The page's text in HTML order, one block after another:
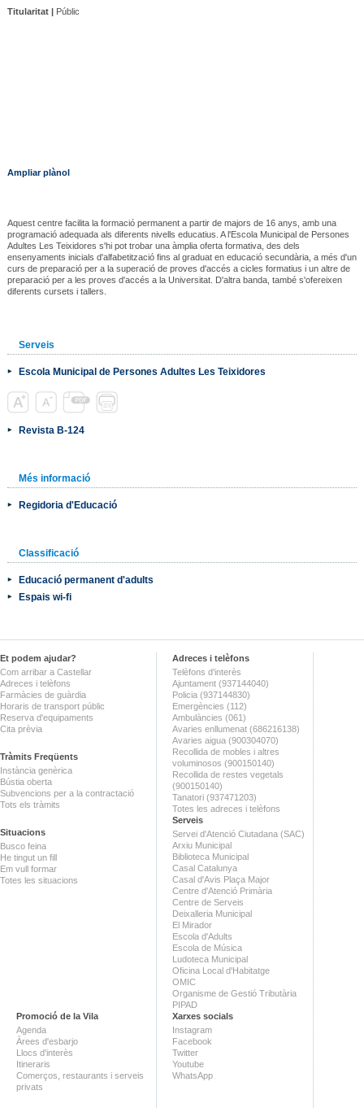
Titularitat |Públic
Ampliar plànol
Aquest centre facilita la formació permanent a partir de majors de 16 anys, amb una
programació adequada als diferents nivells educatius. A l'Escola Municipal de Persones
Adultes Les Teixidores s'hi pot trobar una àmplia oferta formativa, des dels
ensenyaments inicials d'alfabetització fins al graduat en educació secundària, a més d'un
curs de preparació per a la superació de proves d'accés a cicles formatius i un altre de
preparació per a les proves d'accés a la Universitat. D'altra banda, també s'ofereixen
diferents cursets i tallers.
Serveis
Escola Municipal de Persones Adultes Les Teixidores
Revista B-124
Més informació
Regidoria d'Educació
Classificació
Educació permanent d'adults
Espais wi-fi
Et podem ajudar?
Com arribar a Castellar
Adreces i telèfons
Farmàcies de guàrdia
Horaris de transport públic
Reserva d'equipaments
Cita prèvia
Tràmits Freqüents
Instància genèrica
Bústia oberta
Subvencions per a la contractació
Tots els tràmits
Situacions
Busco feina
He tingut un fill
Em vull formar
Totes les situacions
Adreces i telèfons
Telèfons d'interès
Ajuntament (937144040)
Policia (937144830)
Emergències (112)
Ambulàncies (061)
Avaries enllumenat (686216138)
Avaries aigua (900304070)
Recollida de mobles i altres
voluminosos (900150140)
Recollida de restes vegetals
(900150140)
Tanatori (937471203)
Totes les adreces i telèfons
Serveis
Servei d'Atenció Ciutadana (SAC)
Arxiu Municipal
Biblioteca Municipal
Casal Catalunya
Casal d'Avis Plaça Major
Centre d'Atenció Primària
Centre de Serveis
Deixalleria Municipal
El Mirador
Escola d'Adults
Escola de Música
Ludoteca Municipal
Oficina Local d'Habitatge
OMIC
Organisme de Gestió Tributària
PIPAD
Promoció de la Vila
Agenda
Àrees d'esbarjo
Llocs d'interès
Itineraris
Comerços, restaurants i serveis
privats
Xarxes socials
Instagram
Facebook
Twitter
Youtube
WhatsApp